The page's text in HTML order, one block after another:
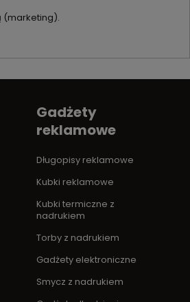
(marketing).
Gadżety
reklamowe
Długopisy reklamowe
Kubki reklamowe
Kubki termiczne z
nadrukiem
Torby z nadrukiem
Gadżety elektroniczne
Smycz z nadrukiem